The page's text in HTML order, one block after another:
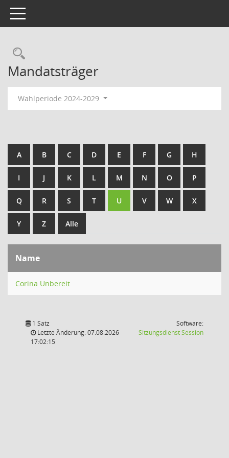
Toggle navigation
Rechercheauswahl
Mandatsträger
Wahlperiode 2024-2029
A B C D E F G H
I J K L M N O P
Q R S T U V W X
Y Z Alle
Name
Corina Unbereit
1 Satz
Letzte Änderung: 07.08.2026
17:02:15
Software:
SitzungsdienstSession(Wird in